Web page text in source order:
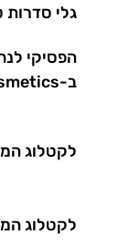
גלי סדרות
הפסיקי
ב-VM Cosmetics תמצאי פתרונות מוכחים לאנטי-אייג'ינג, אקנה ושיקום העור, שנבחרו בקפידה כדי להעניק לך תוצאות אמיתיות וזוהר שנשאר.
לקטלוג
לקטלוג